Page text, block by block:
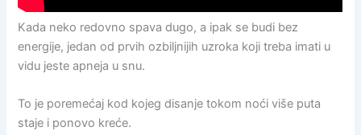
Kada neko redovno spava dugo, a ipak se budi bez
energije, jedan od prvih ozbiljnijih uzroka koji treba imati u
vidu jeste apneja u snu.
To je poremećaj kod kojeg disanje tokom noći više puta
staje i ponovo kreće.